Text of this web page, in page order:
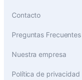
Contacto
Preguntas Frecuentes
Nuestra empresa
Política de privacidad